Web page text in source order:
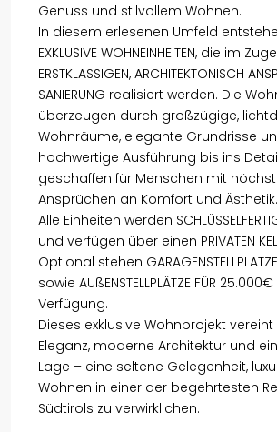
Genuss und stilvollem Wohnen.
In diesem erlesenen Umfeld
EXKLUSIVE WOHNEINHEITEN, die im
ERSTKLASSIGEN, ARCHITEKTONISCH
SANIERUNG realisiert werden. Die
überzeugen durch großzügige,
Wohnräume, elegante Grundrisse
hochwertige Ausführung bis ins
geschaffen für Menschen mit
Ansprüchen an Komfort und Ästhetik.
Alle Einheiten werden
und verfügen über einen PRIVATEN
Optional stehen
sowie AUßENSTELLPLÄTZE FÜR
Verfügung.
Dieses exklusive Wohnprojekt
Eleganz, moderne Architektur und
Lage – eine seltene Gelegenheit,
Wohnen in einer der begehrtesten
Südtirols zu verwirklichen.